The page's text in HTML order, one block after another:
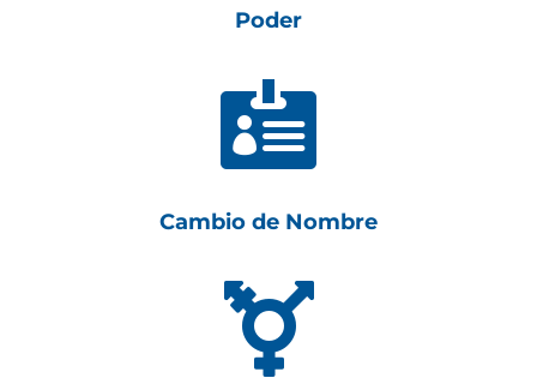
Poder

Cambio de Nombre
